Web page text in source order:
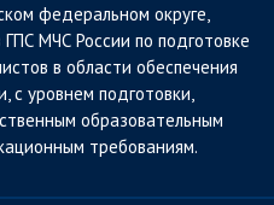
федеральном округе,
МЧС России по подготовке
в области обеспечения
с уровнем подготовки,
образовательным
требованиям.